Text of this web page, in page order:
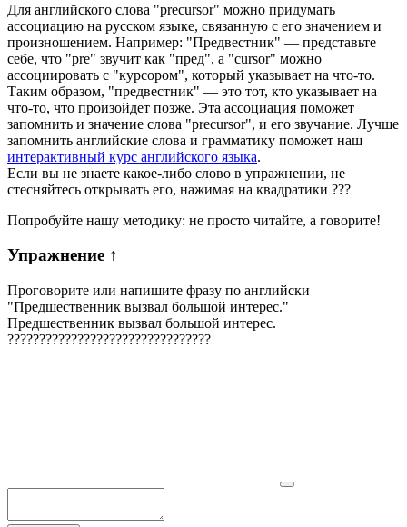
Для английского слова "precursor" можно придумать
ассоциацию на русском языке, связанную с его значением и
произношением. Например: "Предвестник" — представьте
себе, что "pre" звучит как "пред", а "cursor" можно
ассоциировать с "курсором", который указывает на что-то.
Таким образом, "предвестник" — это тот, кто указывает на
что-то, что произойдет позже. Эта ассоциация поможет
запомнить и значение слова "precursor", и его звучание. Лучше
запомнить английские слова и грамматику поможет наш
интерактивный курс английского языка.
Если вы не знаете какое-либо слово в упражнении, не
стесняйтесь открывать его, нажимая на квадратики ???
Попробуйте нашу методику: не просто читайте, а говорите!
Упражнение ↑
Проговорите или напишите фразу по английски
"Предшественник вызвал большой интерес."
Предшественник вызвал большой интерес.
????????????????????????????????